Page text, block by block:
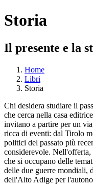
Storia
Il presente e la
Tu sei qui
Home
Libri
Storia
Chi desidera studiare il
che cerca nella casa
invitano a partire per un
ricca di eventi: dal Tirolo
politici del passato più
considerevole.
che si occupano delle
delle due guerre mondiali,
dell'Alto Adige per